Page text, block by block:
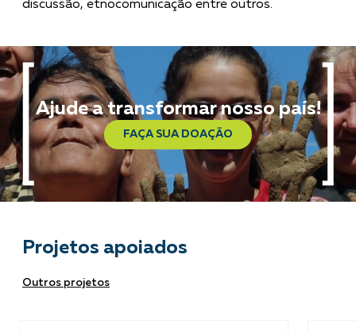
discussão, etnocomunicação entre outros.
Ajude a transformar nosso país!
FAÇA SUA DOAÇÃO
Projetos apoiados
Outros projetos